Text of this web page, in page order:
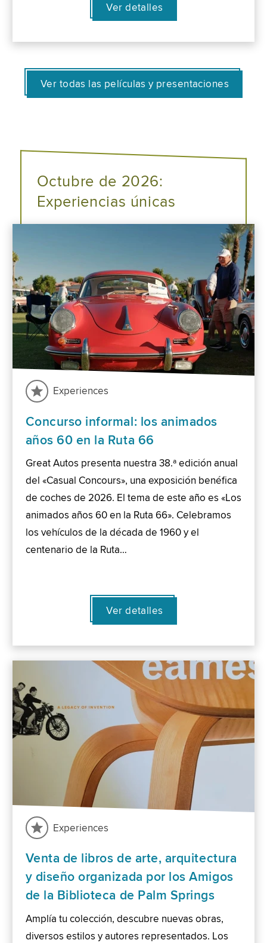
Ver detalles
Ver todas las películas y presentaciones
Octubre de 2026:
Experiencias únicas
Experiences
Concurso informal: los animados
años 60 en la Ruta 66
Great Autos presenta nuestra 38.ª edición anual
del «Casual Concours», una exposición benéfica
de coches de 2026. El tema de este año es «Los
animados años 60 en la Ruta 66». Celebramos
los vehículos de la década de 1960 y el
centenario de la Ruta…
Ver detalles
Experiences
Venta de libros de arte, arquitectura
y diseño organizada por los Amigos
de la Biblioteca de Palm Springs
Amplía tu colección, descubre nuevas obras,
diversos estilos y autores representados. Los